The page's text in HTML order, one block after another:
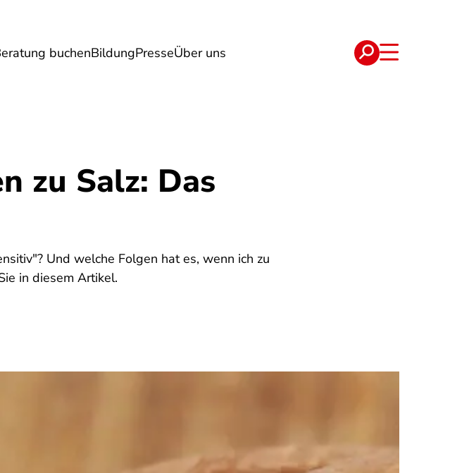
buchenBildungPresseÜber uns
Energie Reise Verträge
zu Salz: Das
Und welche Folgen hat es, wenn ich zu
in diesem Artikel.